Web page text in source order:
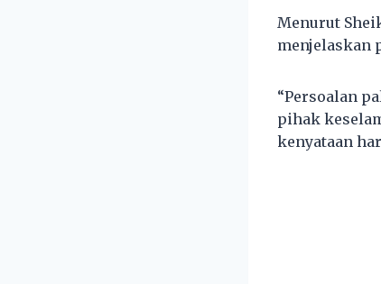
Menurut
menjelaskan
“Persoalan
pihak
kenyataan